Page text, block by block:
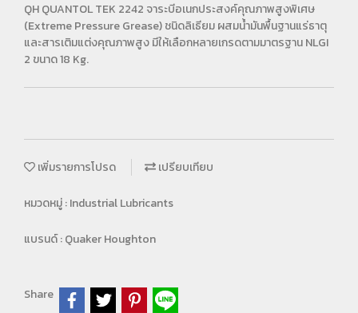
QH QUANTOL TEK 2242 จาระบีอเนกประสงค์คุณภาพสูงพิเศษ
(Extreme Pressure Grease) ชนิดลิเธียม ผสมน้ำมันพื้นฐานแร่ธาตุ
และสารเติมแต่งคุณภาพสูง มีให้เลือกหลายเกรดตามมาตรฐาน NLGI
2 ขนาด 18 Kg.
เพิ่มรายการโปรด เปรียบเทียบ
หมวดหมู่ :Industrial Lubricants
แบรนด์ :Quaker Houghton
Share